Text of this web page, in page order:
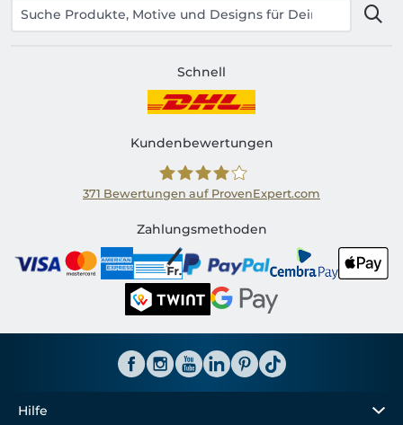
Schnell
Kundenbewertungen
Shirtinator CH
371 Bewertungen auf ProvenExpert.com
Zahlungsmethoden
Hilfe